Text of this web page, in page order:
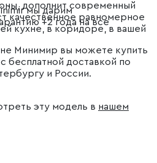
дополнит современный
качественное равномерное
кухне, в коридоре, в вашей
мы дарим
+2 года на все
Минимир вы можете купить
бесплатной доставкой по
и России.
эту модель в нашем